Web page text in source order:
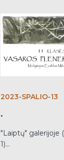
2023-SPALIO-13
.
"Laiptų" galerijoje
1)...